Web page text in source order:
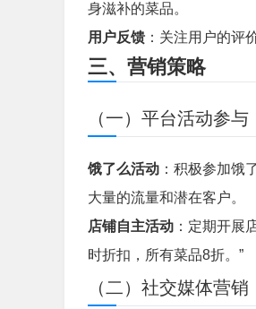
身滋补的菜品。
用户反馈 ：关注用户的评
三、营销策略
（一）平台活动参与
饿了么活动 ：积极参加饿
大量的流量和潜在客户。
店铺自主活动 ：定期开展
时折扣，所有菜品8折。”
（二）社交媒体营销